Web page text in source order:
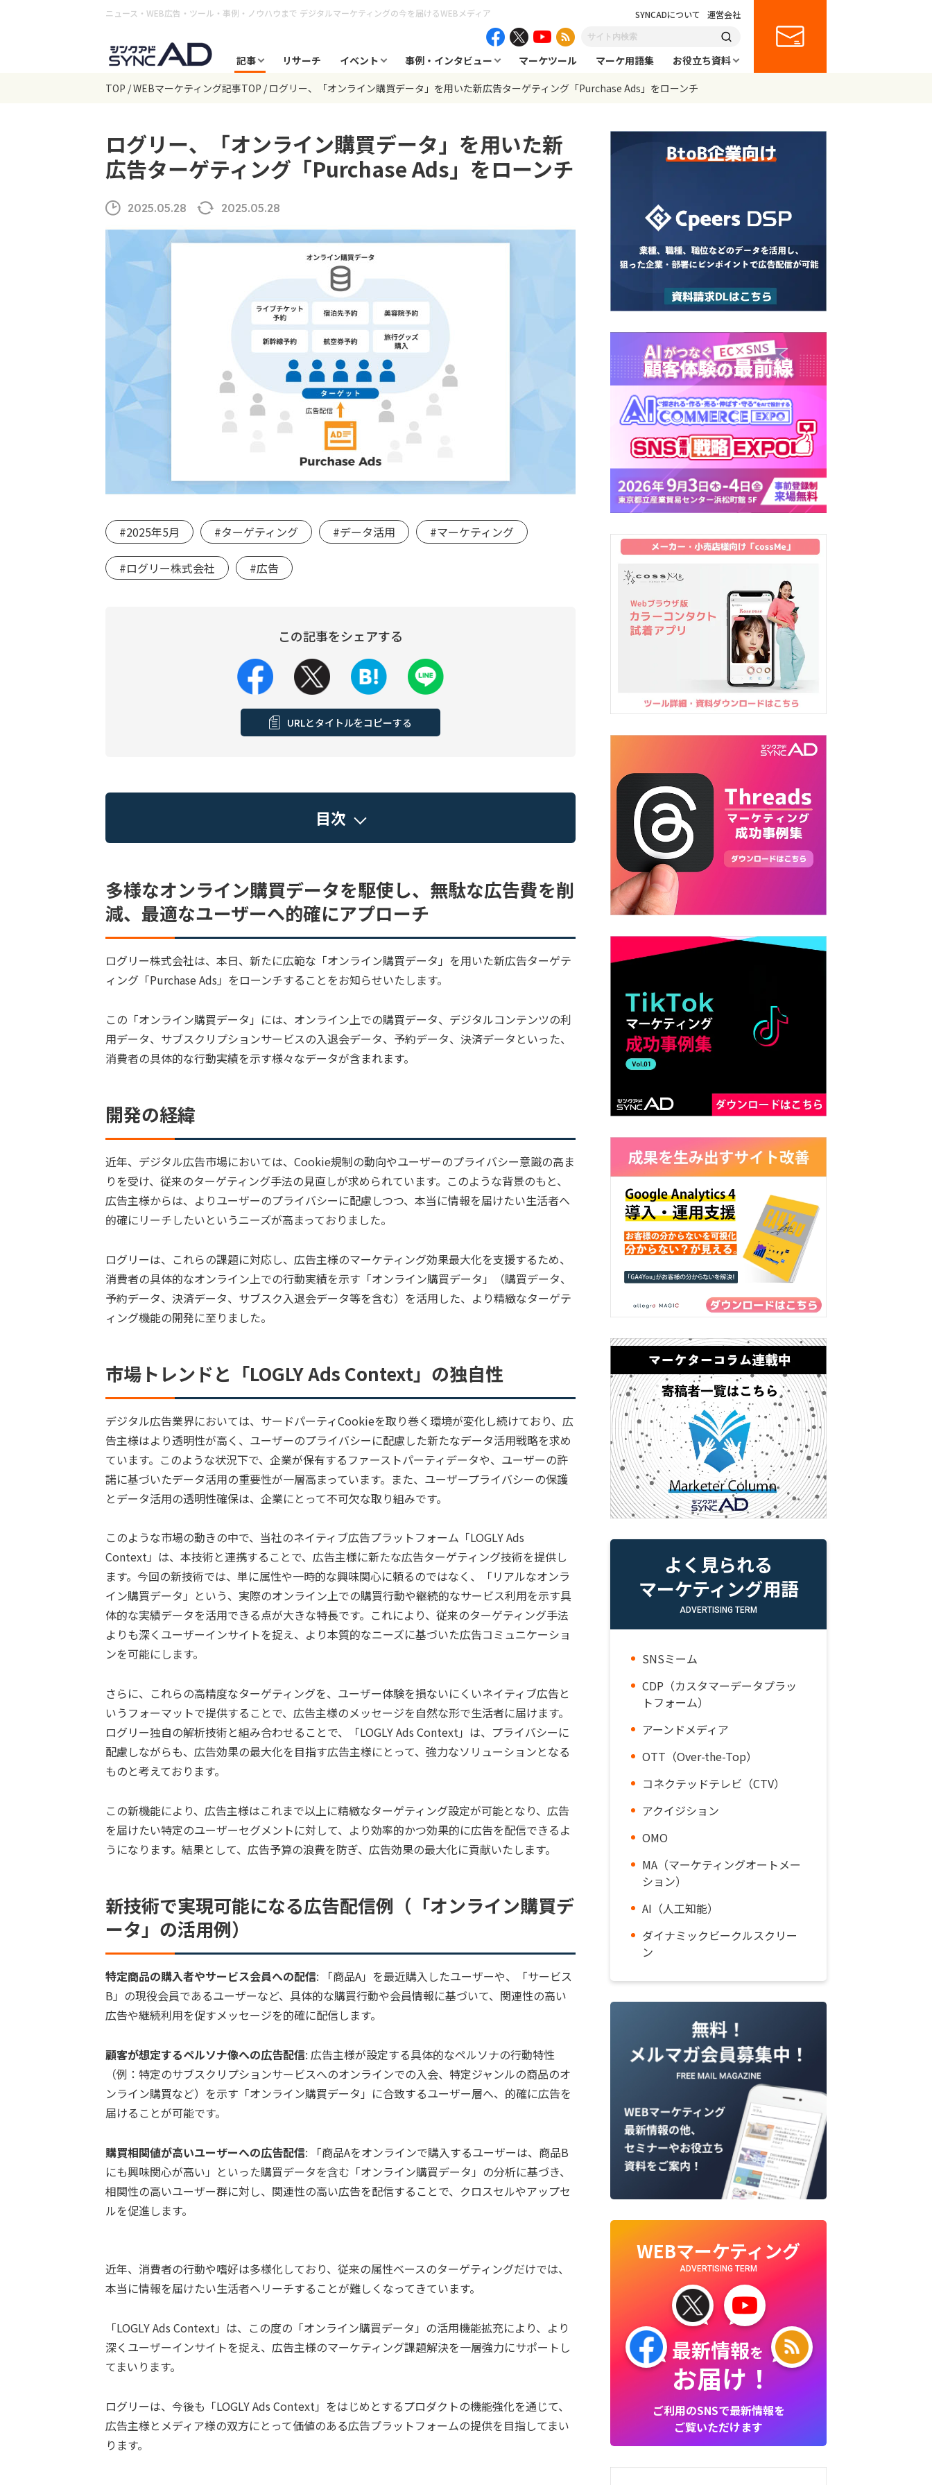
ニュース・WEB広告・ツール・事例・ノウハウまで デジタルマーケティングの今を届けるWEBメディア SYNCADについて 運営会社
記事 リサーチ イベント 事例・インタビュー マーケツール マーケ用語集
お役立ち資料
TOP WEBマーケティング記事TOP ログリー、「オンライン購買データ」を用いた新広告ターゲティング「Purchase Ads」をローンチ
ログリー、「オンライン購買データ」を用いた新
広告ターゲティング「Purchase Ads」をローンチ
2025.05.28 2025.05.28
#2025年5月 #ターゲティング #データ活用 #マーケティング
#ログリー株式会社 #広告
この記事をシェアする
URLとタイトルをコピーする
目次
多様なオンライン購買データを駆使し、無駄な広告費を削
減、最適なユーザーへ的確にアプローチ
ログリー株式会社は、本日、新たに広範な「オンライン購買データ」を用いた新広告ターゲテ
ィング「Purchase Ads」をローンチすることをお知らせいたします。
この「オンライン購買データ」には、オンライン上での購買データ、デジタルコンテンツの利
用データ、サブスクリプションサービスの入退会データ、予約データ、決済データといった、
消費者の具体的な行動実績を示す様々なデータが含まれます。
開発の経緯
近年、デジタル広告市場においては、Cookie規制の動向やユーザーのプライバシー意識の高ま
りを受け、従来のターゲティング手法の見直しが求められています。このような背景のもと、
広告主様からは、よりユーザーのプライバシーに配慮しつつ、本当に情報を届けたい生活者へ
的確にリーチしたいというニーズが高まっておりました。
ログリーは、これらの課題に対応し、広告主様のマーケティング効果最大化を支援するため、
消費者の具体的なオンライン上での行動実績を示す「オンライン購買データ」（購買データ、
予約データ、決済データ、サブスク入退会データ等を含む）を活用した、より精緻なターゲテ
ィング機能の開発に至りました。
市場トレンドと「LOGLY Ads Context」の独自性
デジタル広告業界においては、サードパーティCookieを取り巻く環境が変化し続けており、広
告主様はより透明性が高く、ユーザーのプライバシーに配慮した新たなデータ活用戦略を求め
ています。このような状況下で、企業が保有するファーストパーティデータや、ユーザーの許
諾に基づいたデータ活用の重要性が一層高まっています。また、ユーザープライバシーの保護
とデータ活用の透明性確保は、企業にとって不可欠な取り組みです。
このような市場の動きの中で、当社のネイティブ広告プラットフォーム「LOGLY Ads
Context」は、本技術と連携することで、広告主様に新たな広告ターゲティング技術を提供し
ます。今回の新技術では、単に属性や一時的な興味関心に頼るのではなく、「リアルなオンラ
イン購買データ」という、実際のオンライン上での購買行動や継続的なサービス利用を示す具
体的な実績データを活用できる点が大きな特長です。これにより、従来のターゲティング手法
よりも深くユーザーインサイトを捉え、より本質的なニーズに基づいた広告コミュニケーショ
ンを可能にします。
さらに、これらの高精度なターゲティングを、ユーザー体験を損ないにくいネイティブ広告と
いうフォーマットで提供することで、広告主様のメッセージを自然な形で生活者に届けます。
ログリー独自の解析技術と組み合わせることで、「LOGLY Ads Context」は、プライバシーに
配慮しながらも、広告効果の最大化を目指す広告主様にとって、強力なソリューションとなる
ものと考えております。
この新機能により、広告主様はこれまで以上に精緻なターゲティング設定が可能となり、広告
を届けたい特定のユーザーセグメントに対して、より効率的かつ効果的に広告を配信できるよ
うになります。結果として、広告予算の浪費を防ぎ、広告効果の最大化に貢献いたします。
新技術で実現可能になる広告配信例（「オンライン購買デ
ータ」の活用例）
特定商品の購入者やサービス会員への配信: 「商品A」を最近購入したユーザーや、「サービス
B」の現役会員であるユーザーなど、具体的な購買行動や会員情報に基づいて、関連性の高い
広告や継続利用を促すメッセージを的確に配信します。
顧客が想定するペルソナ像への広告配信: 広告主様が設定する具体的なペルソナの行動特性
（例：特定のサブスクリプションサービスへのオンラインでの入会、特定ジャンルの商品のオ
ンライン購買など）を示す「オンライン購買データ」に合致するユーザー層へ、的確に広告を
届けることが可能です。
購買相関値が高いユーザーへの広告配信: 「商品Aをオンラインで購入するユーザーは、商品B
にも興味関心が高い」といった購買データを含む「オンライン購買データ」の分析に基づき、
相関性の高いユーザー群に対し、関連性の高い広告を配信することで、クロスセルやアップセ
ルを促進します。
近年、消費者の行動や嗜好は多様化しており、従来の属性ベースのターゲティングだけでは、
本当に情報を届けたい生活者へリーチすることが難しくなってきています。
「LOGLY Ads Context」は、この度の「オンライン購買データ」の活用機能拡充により、より
深くユーザーインサイトを捉え、広告主様のマーケティング課題解決を一層強力にサポートし
てまいります。
ログリーは、今後も「LOGLY Ads Context」をはじめとするプロダクトの機能強化を通じて、
広告主様とメディア様の双方にとって価値のある広告プラットフォームの提供を目指してまい
ります。
よく見られる
マーケティング用語
ADVERTISING TERM
SNSミーム
CDP（カスタマーデータプラッ
トフォーム）
アーンドメディア
OTT（Over-the-Top）
コネクテッドテレビ（CTV）
アクイジション
OMO
MA（マーケティングオートメー
ション）
AI（人工知能）
ダイナミックビークルスクリー
ン
WEBマーケティング
ADVERTISING TERM
最新情報を
お届け！
ご利用のSNSで最新情報を
ご覧いただけます